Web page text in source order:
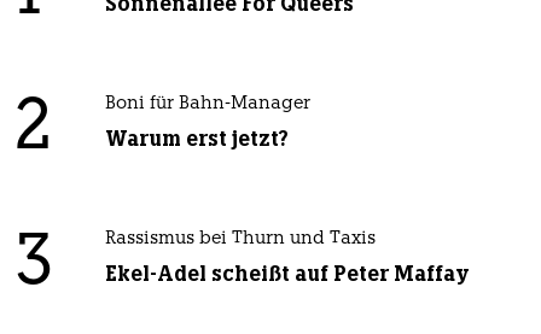
2 Boni für Bahn-Manager
Warum erst jetzt?
3 Rassismus bei Thurn und Taxis
Ekel-Adel scheißt auf Peter Maffay